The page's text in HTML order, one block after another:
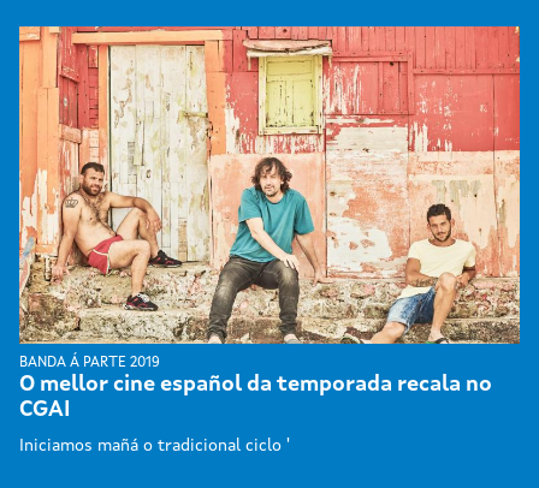
BANDA Á PARTE 2019
O mellor cine español da temporada recala no
CGAI
Iniciamos mañá o tradicional ciclo '